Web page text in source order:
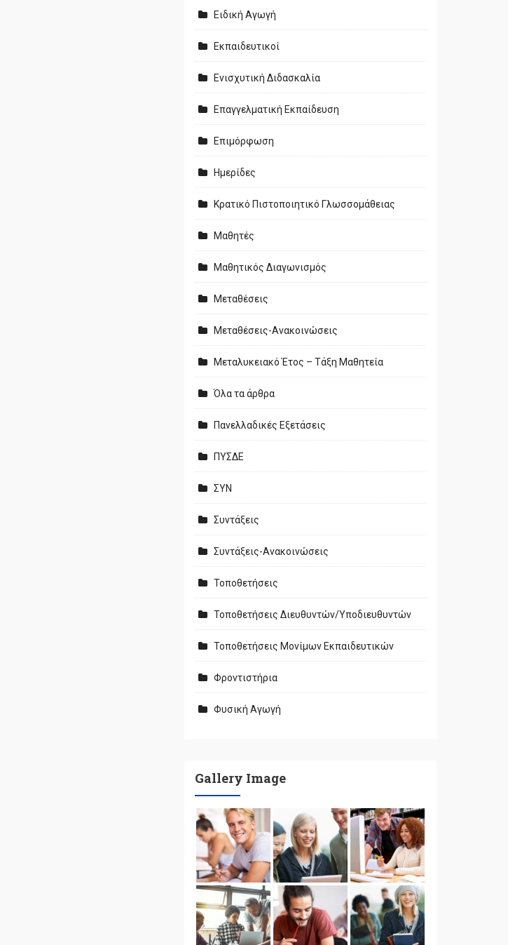
Ειδική Αγωγή
Εκπαιδευτικοί
Ενισχυτική Διδασκαλία
Επαγγελματική Εκπαίδευση
Επιμόρφωση
Ημερίδες
Κρατικό Πιστοποιητικό Γλωσσομάθειας
Μαθητές
Μαθητικός Διαγωνισμός
Μεταθέσεις
Μεταθέσεις-Ανακοινώσεις
Μεταλυκειακό Έτος – Τάξη Μαθητεία
Όλα τα άρθρα
Πανελλαδικές Εξετάσεις
ΠΥΣΔΕ
ΣΥΝ
Συντάξεις
Συντάξεις-Ανακοινώσεις
Τοποθετήσεις
Τοποθετήσεις Διευθυντών/Υποδιευθυντών
Τοποθετήσεις Μονίμων Εκπαιδευτικών
Φροντιστήρια
Φυσική Αγωγή
Gallery Image